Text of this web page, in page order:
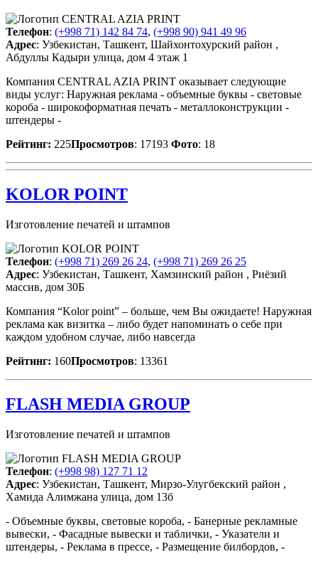
Телефон: (+998 71) 142 84 74, (+998 90) 941 49 96
Адрес: Узбекистан, Ташкент, Шайхонтохурский район ,
Абдуллы Кадыри улица, дом 4 этаж 1
Компания CENTRAL AZIA PRINT оказывает следующие
виды услуг: Наружная реклама - объемные буквы - световые
короба - широкоформатная печать - металлоконструкции -
штендеры -
Рейтинг: 225Просмотров: 17193 Фото: 18
KOLOR POINT
Изготовление печатей и штампов
Телефон: (+998 71) 269 26 24, (+998 71) 269 26 25
Адрес: Узбекистан, Ташкент, Хамзинский район , Риёзий
массив, дом 30Б
Компания “Kolor point” – больше, чем Вы ожидаете! Наружная
реклама как визитка – либо будет напоминать о себе при
каждом удобном случае, либо навсегда
Рейтинг: 160Просмотров: 13361
FLASH MEDIA GROUP
Изготовление печатей и штампов
Телефон: (+998 98) 127 71 12
Адрес: Узбекистан, Ташкент, Мирзо-Улугбекский район ,
Хамида Алимжана улица, дом 13б
- Объемные буквы, световые короба, - Банерные рекламные
вывески, - Фасадные вывески и таблички, - Указатели и
штендеры, - Реклама в прессе, - Размещение билбордов, -